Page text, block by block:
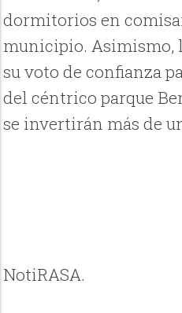
dormitorios en
municipio. Asimismo,
su voto de confianza
del céntrico parque
se invertirán más de
NotiRASA.